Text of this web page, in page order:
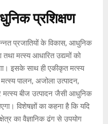
प्रशिक्षण
प्रजातियों के विकास, आधुनिक
मत्स्य आधारित उद्यमों को
इसके साथ ही एकीकृत मत्स्य
पालन, अजोला उत्पादन,
मत्स्य बीज उत्पादन जैसी आधुनिक
विशेषज्ञों का कहना है कि यदि
का वैज्ञानिक ढंग से उपयोग